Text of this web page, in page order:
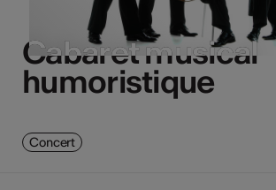
Cabaret musical
humoristique
Cabaret musical
humoristique
Concert